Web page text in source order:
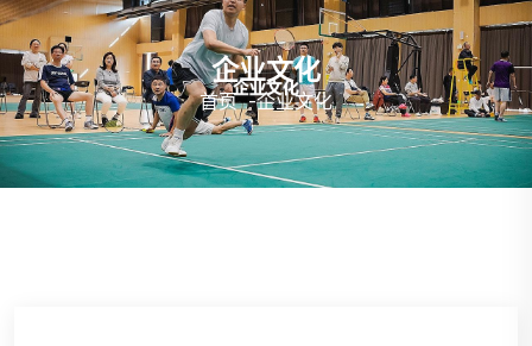
企业文化
首页 -企业文化